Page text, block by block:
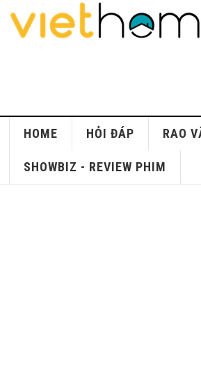
HOME HỎI ĐÁP RAO
SHOWBIZ - REVIEW PHIM